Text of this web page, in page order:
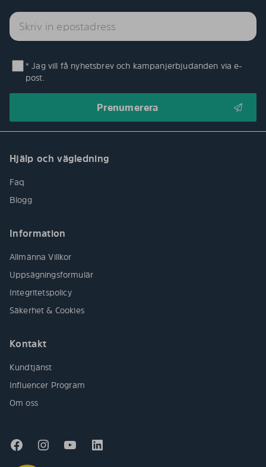
* Jag vill få nyhetsbrev och kampanjerbjudanden via e-
post.
Hjälp och vägledning
Faq
Blogg
Information
Allmänna Villkor
Uppsägningsformulär
Integritetspolicy
Säkerhet & Cookies
Kontakt
Kundtjänst
Influencer Program
Om oss